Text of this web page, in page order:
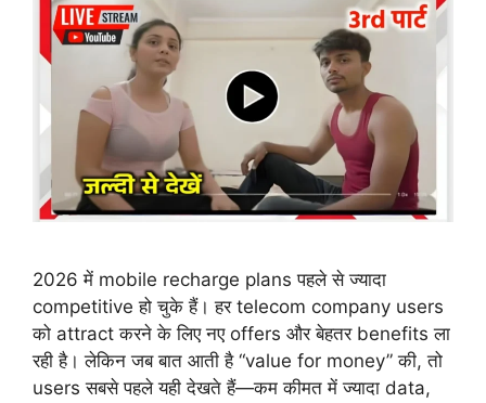
2026 में mobile recharge plans पहले से ज्यादा
competitive हो चुके हैं। हर telecom company users
को attract करने के लिए नए offers और बेहतर benefits ला
रही है। लेकिन जब बात आती है “value for money” की, तो
users सबसे पहले यही देखते हैं—कम कीमत में ज्यादा data,